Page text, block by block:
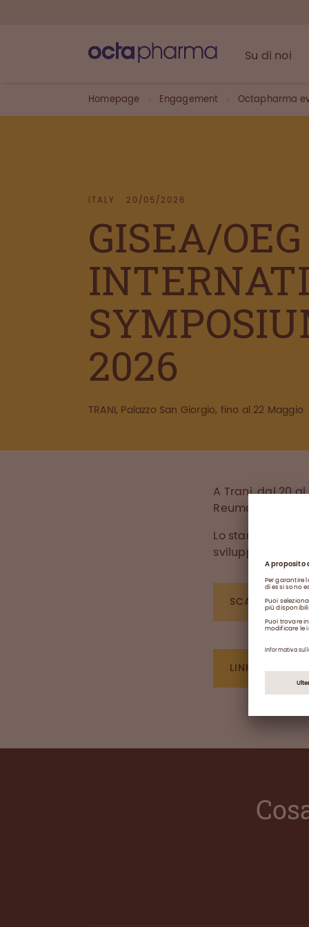
Su di noi
Homepage Engagement Octapharma
ITALY 20/05/2026
GISEA/OEG
2026
TRANI, Palazzo San Giorgio, fino al 22 Maggio
A Trani, dal 20
Reumatologia
Lo stand
sviluppi futuri.
SCARICA IL
LINK AL SITO